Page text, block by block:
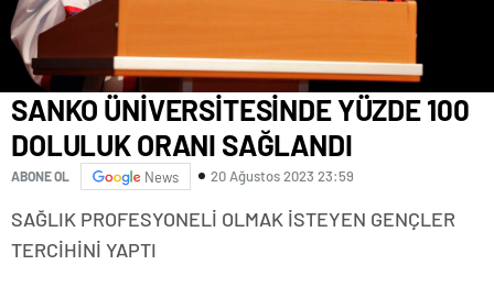
SANKO ÜNİVERSİTESİNDE YÜZDE 100
DOLULUK ORANI SAĞLANDI
ABONE OL News 20 Ağustos 2023 23:59
SAĞLIK PROFESYONELİ OLMAK İSTEYEN GENÇLER
TERCİHİNİ YAPTI